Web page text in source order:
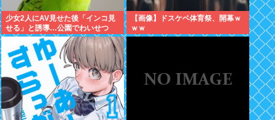
少女2人にAV見せた後「インコ見
せる」と誘導…公園でわいせつ
75歳男逮捕
【画像】ドスケベ体育祭、開幕ｗ
ｗｗ